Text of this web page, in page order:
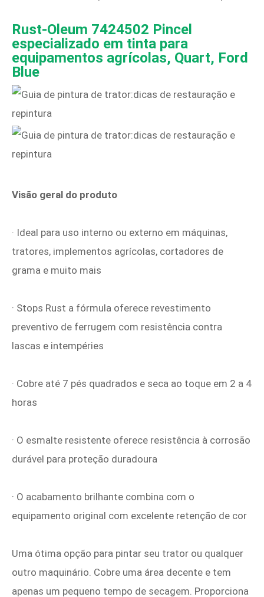
Rust-Oleum 7424502 Pincel
especializado em tinta para
equipamentos agrícolas, Quart, Ford
Blue
Visão geral do produto
· Ideal para uso interno ou externo em máquinas,
tratores, implementos agrícolas, cortadores de
grama e muito mais
· Stops Rust a fórmula oferece revestimento
preventivo de ferrugem com resistência contra
lascas e intempéries
· Cobre até 7 pés quadrados e seca ao toque em 2 a 4
horas
· O esmalte resistente oferece resistência à corrosão
durável para proteção duradoura
· O acabamento brilhante combina com o
equipamento original com excelente retenção de cor
Uma ótima opção para pintar seu trator ou qualquer
outro maquinário. Cobre uma área decente e tem
apenas um pequeno tempo de secagem. Proporciona